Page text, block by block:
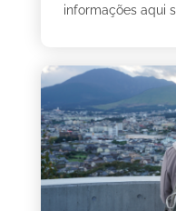
informações aqui